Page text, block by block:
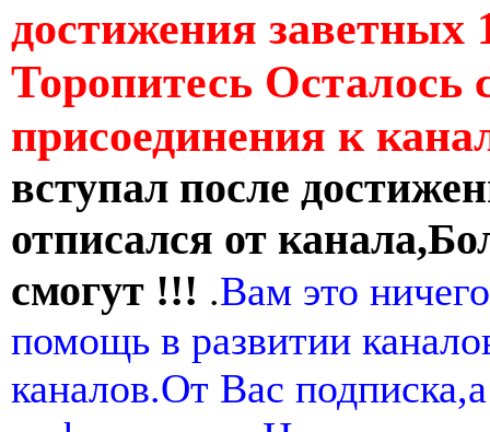
достижения заветных
Торопитесь Осталось
присоединения к
вступал после
отписался от
смогут !!! .Вам это
помощь в развитии
каналов.От Вас